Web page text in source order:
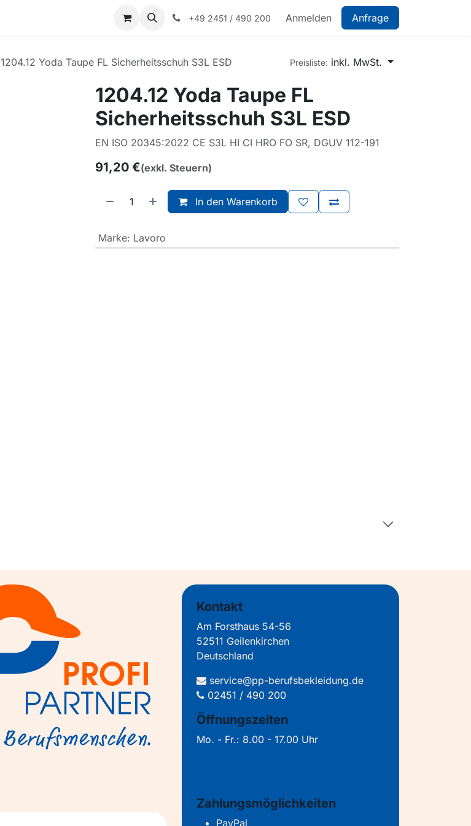
+49 2451 / 490 200 Anmelden Anfrage
1204.12 Yoda Taupe FL Sicherheitsschuh S3L ESD Preisliste: inkl. MwSt.
1204.12 Yoda Taupe FL
Sicherheitsschuh S3L ESD
EN ISO 20345:2022 CE S3L HI CI HRO FO SR, DGUV 112-191
91,20 €(exkl. Steuern)
In den Warenkorb
Marke: Lavoro
Kontakt
Am Forsthaus 54-56
52511 Geilenkirchen
Deutschland
service@pp-berufsbekleidung.de
02451 / 490 200
Öffnungszeiten
Mo. - Fr.: 8.00 - 17.00 Uhr
Zahlungsmöglichkeiten
PayPal